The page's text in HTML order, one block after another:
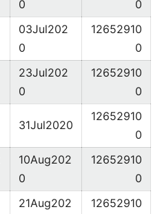
0 0
03Jul202
0
12652910
0
23Jul202
0
12652910
0
31Jul2020
12652910
0
10Aug202
0
12652910
0
21Aug202
12652910